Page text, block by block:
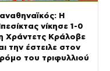
Η
νίκησε 1-0
Χράντετς Κράλοβε
την έστειλε στον
του τριφυλλιού